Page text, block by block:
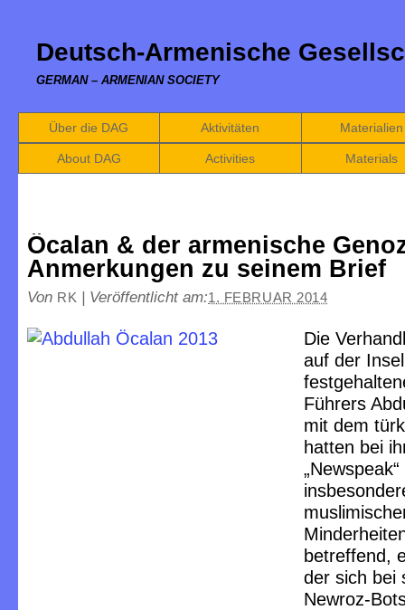
Deutsch-Armenische
GERMAN – ARMENIAN SOCIETY
Über die DAG Aktivitäten Materialien
About DAG Activities Materials
Öcalan & der armenische
Anmerkungen zu seinem Brief
Von RK | Veröffentlicht am:1. FEBRUAR 2014
Die
auf der
Führers
mit dem
hatten bei
betreffend,
der sich bei
Newroz-